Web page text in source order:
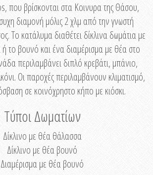
που βρίσκονται στα Κοινυρα της Θάσου,
διαμονή μόλις 2 χλμ από την γνωστή
Το κατάλυμα διαθέτει δίκλινα δωμάτια με
το βουνό και ένα διαμέρισμα με θέα στο
περιλαμβάνει διπλό κρεβάτι, μπάνιο,
Οι παροχές περιλαμβάνουν κλιματισμό,
σε κοινόχρηστο κήπο με κιόσκι.
Τύποι Δωματίων
Δίκλινο με θέα θάλασσα
Δίκλινο με θέα βουνό
Διαμέρισμα με θέα βουνό